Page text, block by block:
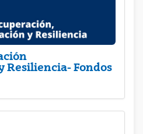
Resiliencia- Fondos